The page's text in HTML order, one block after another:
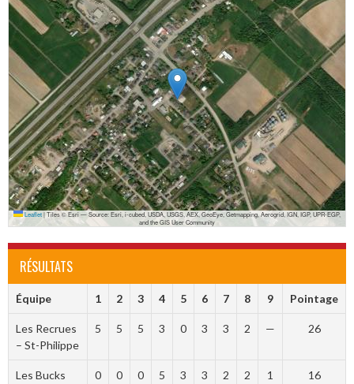
Leaflet|Tiles © Esri — Source: Esri, i-cubed, USDA, USGS, AEX, GeoEye, Getmapping, Aerogrid, IGN, IGP, UPR-EGP,
and the GIS User Community
RÉSULTATS
Équipe 1 2 3 4 5 6 7 8 9 Pointage
Les Recrues
– St-Philippe
5 5 5 3 0 3 3 2 — 26
Les Bucks
0 0 0 5 3 3 2 2 1 16